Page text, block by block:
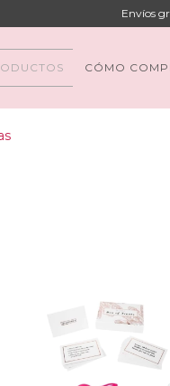
Envíos
CÓMO